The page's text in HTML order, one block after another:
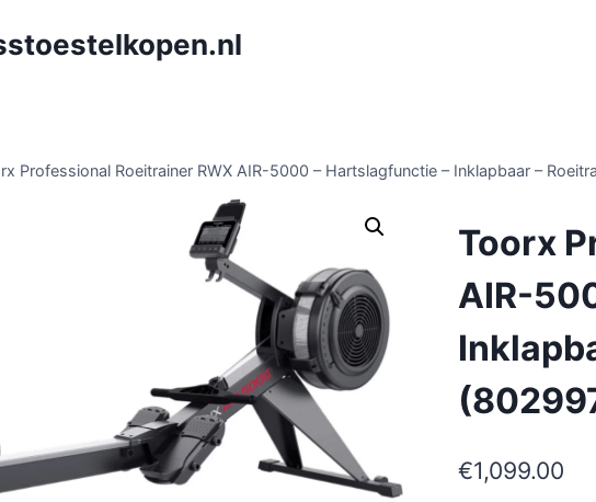
Professional Roeitrainer RWX AIR-5000 – Hartslagfunctie – Inklapbaar –
Toorx
AIR-
€1,099.00